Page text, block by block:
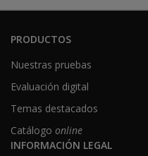
PRODUCTOS
Nuestras pruebas
Evaluación digital
Temas destacados
Catálogo online
INFORMACIÓN LEGAL